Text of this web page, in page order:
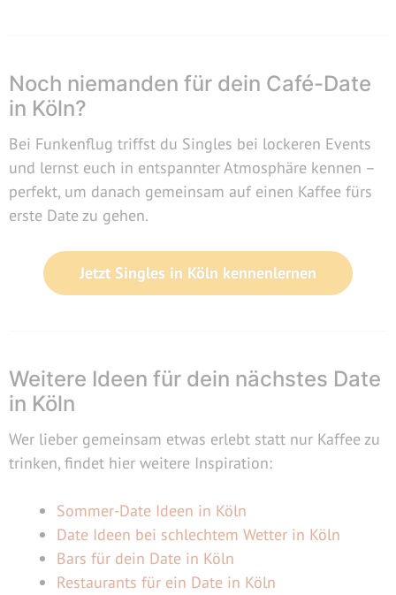
Noch niemanden für dein Café-Date
in Köln?
Bei Funkenflug triffst du Singles bei lockeren Events
und lernst euch in entspannter Atmosphäre kennen –
perfekt, um danach gemeinsam auf einen Kaffee fürs
erste Date zu gehen.
Jetzt Singles in Köln kennenlernen
Weitere Ideen für dein nächstes Date
in Köln
Wer lieber gemeinsam etwas erlebt statt nur Kaffee zu
trinken, findet hier weitere Inspiration:
Sommer-Date Ideen in Köln
Date Ideen bei schlechtem Wetter in Köln
Bars für dein Date in Köln
Restaurants für ein Date in Köln